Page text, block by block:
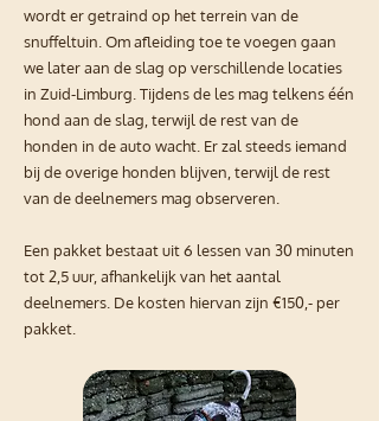
wordt er getraind op het terrein van de
snuffeltuin. Om afleiding toe te voegen gaan
we later aan de slag op verschillende locaties
in Zuid-Limburg. Tijdens de les mag telkens één
hond aan de slag, terwijl de rest van de
honden in de auto wacht. Er zal steeds iemand
bij de overige honden blijven, terwijl de rest
van de deelnemers mag observeren.
Een pakket bestaat uit 6 lessen van 30 minuten
tot 2,5 uur, afhankelijk van het aantal
deelnemers. De kosten hiervan zijn €150,- per
pakket.